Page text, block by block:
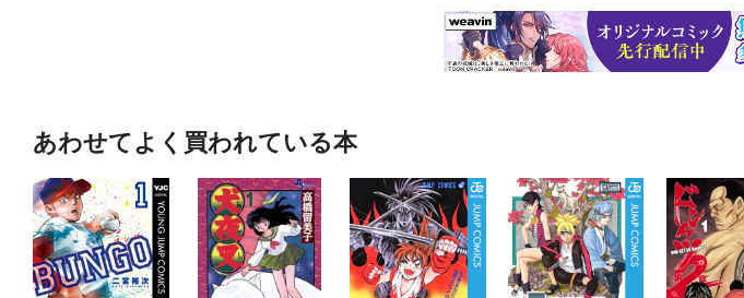
あわせてよく買われている本